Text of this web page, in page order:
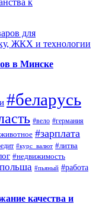
для
ЖКХ и технологии
в Минске
#беларусь
#вело #германия
#зарплата
#курс_валют #литва
#недвижимость
#пьяный #работа
качества и